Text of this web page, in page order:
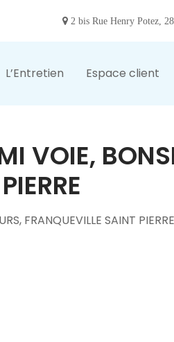
2 bis Rue Henry Potez,
L’Entretien Espace client
VOIE,
FRANQUEVILLE SAINT PIERRE